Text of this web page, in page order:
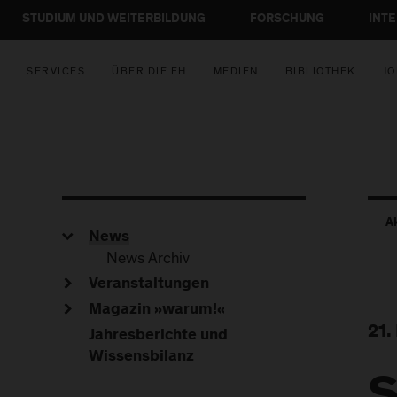
STUDIUM UND WEITERBILDUNG FORSCHUNG
SERVICES ÜBER DIE FH MEDIEN BIBLIOTHEK
21.
News
News Archiv
Veranstaltungen
Magazin »warum!«
Jahresberichte und
Wissensbilanz